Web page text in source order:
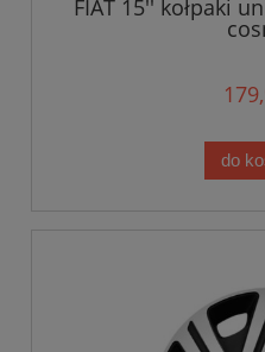
FIAT 15'' kołpaki
do